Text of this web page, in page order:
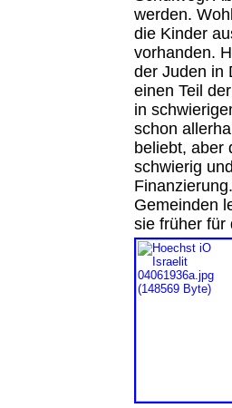
werden.
die Kinder
vorhanden.
der Juden in
einen Teil
in
schon
beliebt, aber
schwierig
Gemeinden
sie früher